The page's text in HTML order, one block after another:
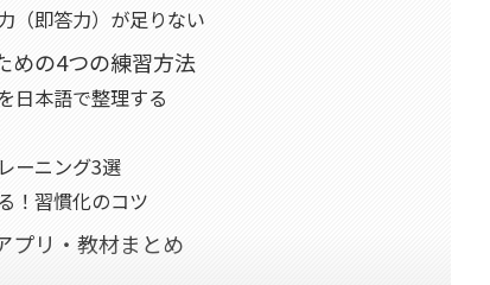
（即答力）が足りない
めの4つの練習方法
日本語で整理する
ーニング3選
！習慣化のコツ
プリ・教材まとめ